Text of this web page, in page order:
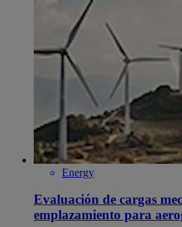
Energy
Evaluación de cargas
emplazamiento para